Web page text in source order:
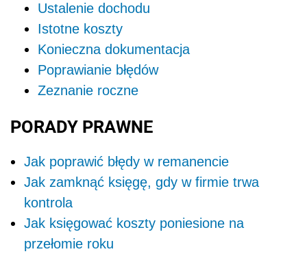
Ustalenie dochodu
Istotne koszty
Konieczna dokumentacja
Poprawianie błędów
Zeznanie roczne
PORADY PRAWNE
Jak poprawić błędy w remanencie
Jak zamknąć księgę, gdy w firmie trwa
kontrola
Jak księgować koszty poniesione na
przełomie roku